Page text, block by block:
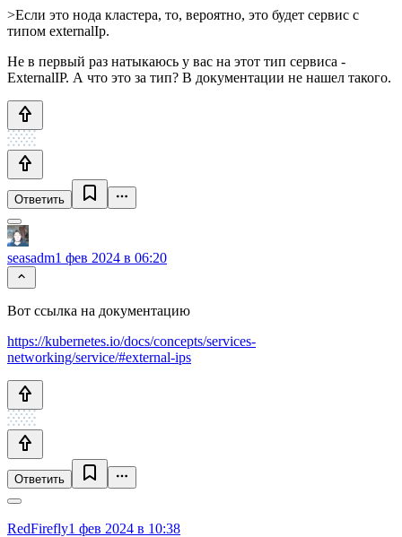
>Если это нода кластера, то, вероятно, это будет сервис с
типом externalIp.
Не в первый раз натыкаюсь у вас на этот тип сервиса -
ExternalIP. А что это за тип? В документации не нашел такого.
Ответить
seasadm1 фев 2024 в 06:20
Вот ссылка на документацию
https://kubernetes.io/docs/concepts/services-
networking/service/#external-ips
Ответить
RedFirefly1 фев 2024 в 10:38